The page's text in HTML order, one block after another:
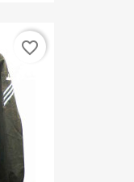
favorite_border